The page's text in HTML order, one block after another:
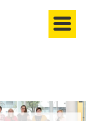
anmelden